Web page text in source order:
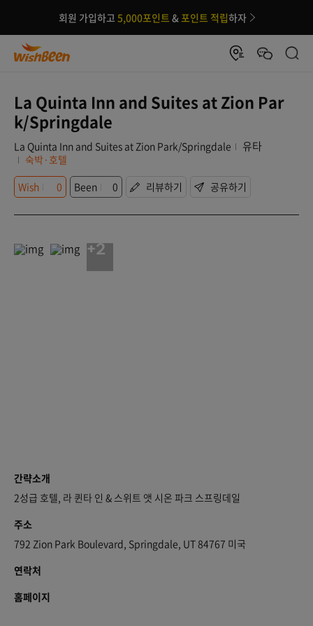
회원 가입하고 5,000포인트 &포인트 적립하자
La Quinta Inn and Suites at Zion Par
k/Springdale
La Quinta Inn and Suites at Zion Park/Springdale 유타
숙박·호텔
Wish
0 Been 0 리뷰하기 공유하기
+2
간략소개
2성급 호텔, 라 퀸타 인 & 스위트 앳 시온 파크 스프링데일
주소
792 Zion Park Boulevard, Springdale, UT 84767 미국
연락처
홈페이지